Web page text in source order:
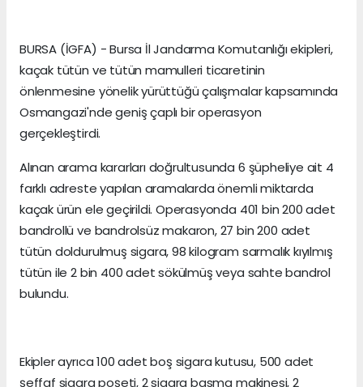
BURSA (İGFA) - Bursa İl Jandarma Komutanlığı ekipleri,
kaçak tütün ve tütün mamulleri ticaretinin
önlenmesine yönelik yürüttüğü çalışmalar kapsamında
Osmangazi'nde geniş çaplı bir operasyon
gerçekleştirdi.
Alınan arama kararları doğrultusunda 6 şüpheliye ait 4
farklı adreste yapılan aramalarda önemli miktarda
kaçak ürün ele geçirildi. Operasyonda 401 bin 200 adet
bandrollü ve bandrolsüz makaron, 27 bin 200 adet
tütün doldurulmuş sigara, 98 kilogram sarmalık kıyılmış
tütün ile 2 bin 400 adet sökülmüş veya sahte bandrol
bulundu.
Ekipler ayrıca 100 adet boş sigara kutusu, 500 adet
şeffaf sigara poşeti, 2 sigara basma makinesi, 2